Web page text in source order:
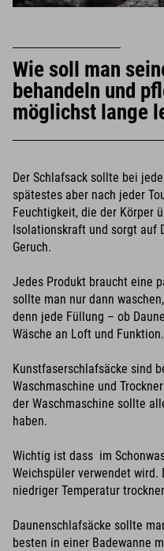
Wie soll man
behandeln und
möglichst lange
Der Schlafsack sollte bei
spätestes aber nach jeder
Feuchtigkeit, die der Körper
Isolationskraft und sorgt auf
Geruch.
Jedes Produkt braucht eine
sollte man nur dann
denn jede Füllung – ob
Wäsche an Loft und Funktion.
Kunstfaserschlafsäcke sind
Waschmaschine und
der Waschmaschine sollte
haben.
Wichtig ist dass im
Weichspüler verwendet wird.
niedriger Temperatur
Daunenschlafsäcke sollte
besten in einer Badewanne